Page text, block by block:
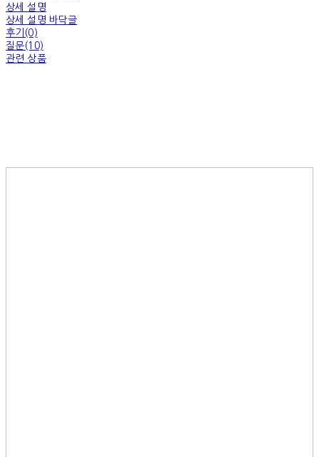
상세 설명
상세 설명 바닥글
후기(0)
질문(10)
관련 상품